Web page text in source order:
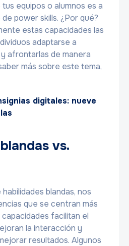
equipos o alumnos es a
power skills. ¿Por qué?
estas capacidades las
adaptarse a
afrontarlas de manera
más sobre este tema,
digitales: nueve
vs.
blandas, nos
que se centran más
facilitan el
la interacción y
resultados. Algunos